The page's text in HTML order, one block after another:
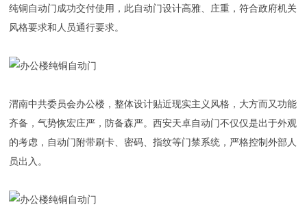
纯铜自动门成功交付使用，此自动门设计高雅、庄重，符合政府机关
风格要求和人员通行要求。
渭南中共委员会办公楼，整体设计贴近现实主义风格，大方而又功能
齐备，气势恢宏庄严，防备森严。西安天卓自动门不仅仅是出于外观
的考虑，自动门附带刷卡、密码、指纹等门禁系统，严格控制外部人
员出入。